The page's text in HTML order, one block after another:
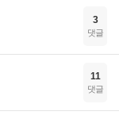
3
댓글
11
댓글